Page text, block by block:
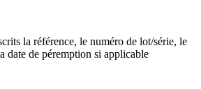
la référence, le numéro de lot/série, le
date de péremption si applicable